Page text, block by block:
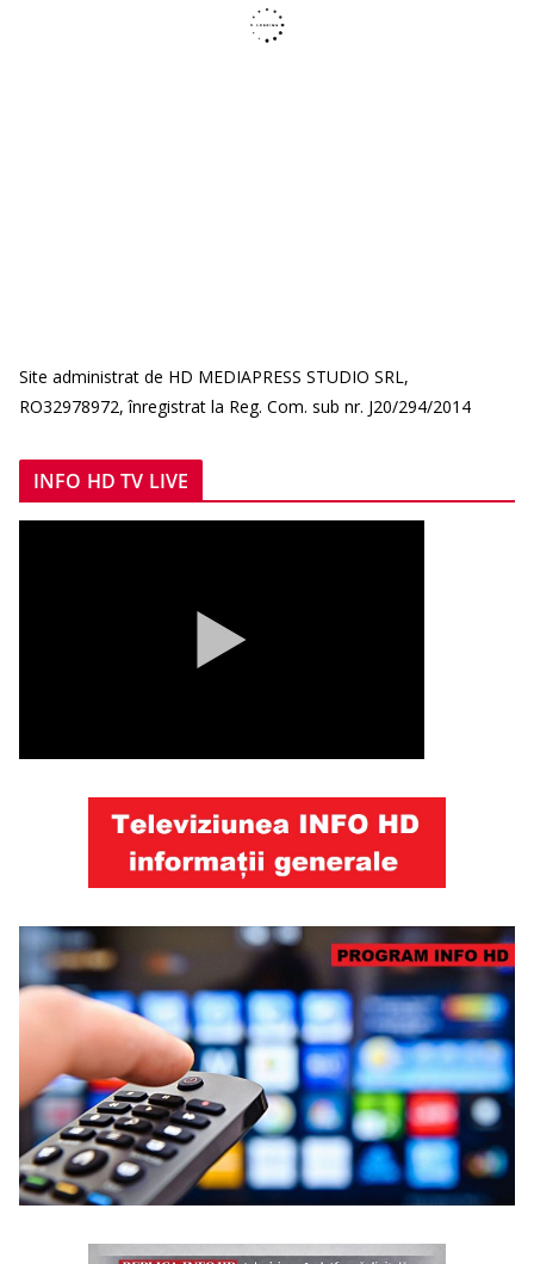
Site administrat de HD MEDIAPRESS STUDIO SRL,
RO32978972, înregistrat la Reg. Com. sub nr. J20/294/2014
INFO HD TV LIVE